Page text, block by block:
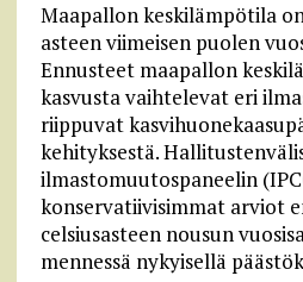
Maapallon keskilämpötila
asteen viimeisen puolen
Ennusteet maapallon
kasvusta vaihtelevat eri
riippuvat
kehityksestä.
ilmastomuutospaneelin
konservatiivisimmat arviot
celsiusasteen nousun
mennessä nykyisellä